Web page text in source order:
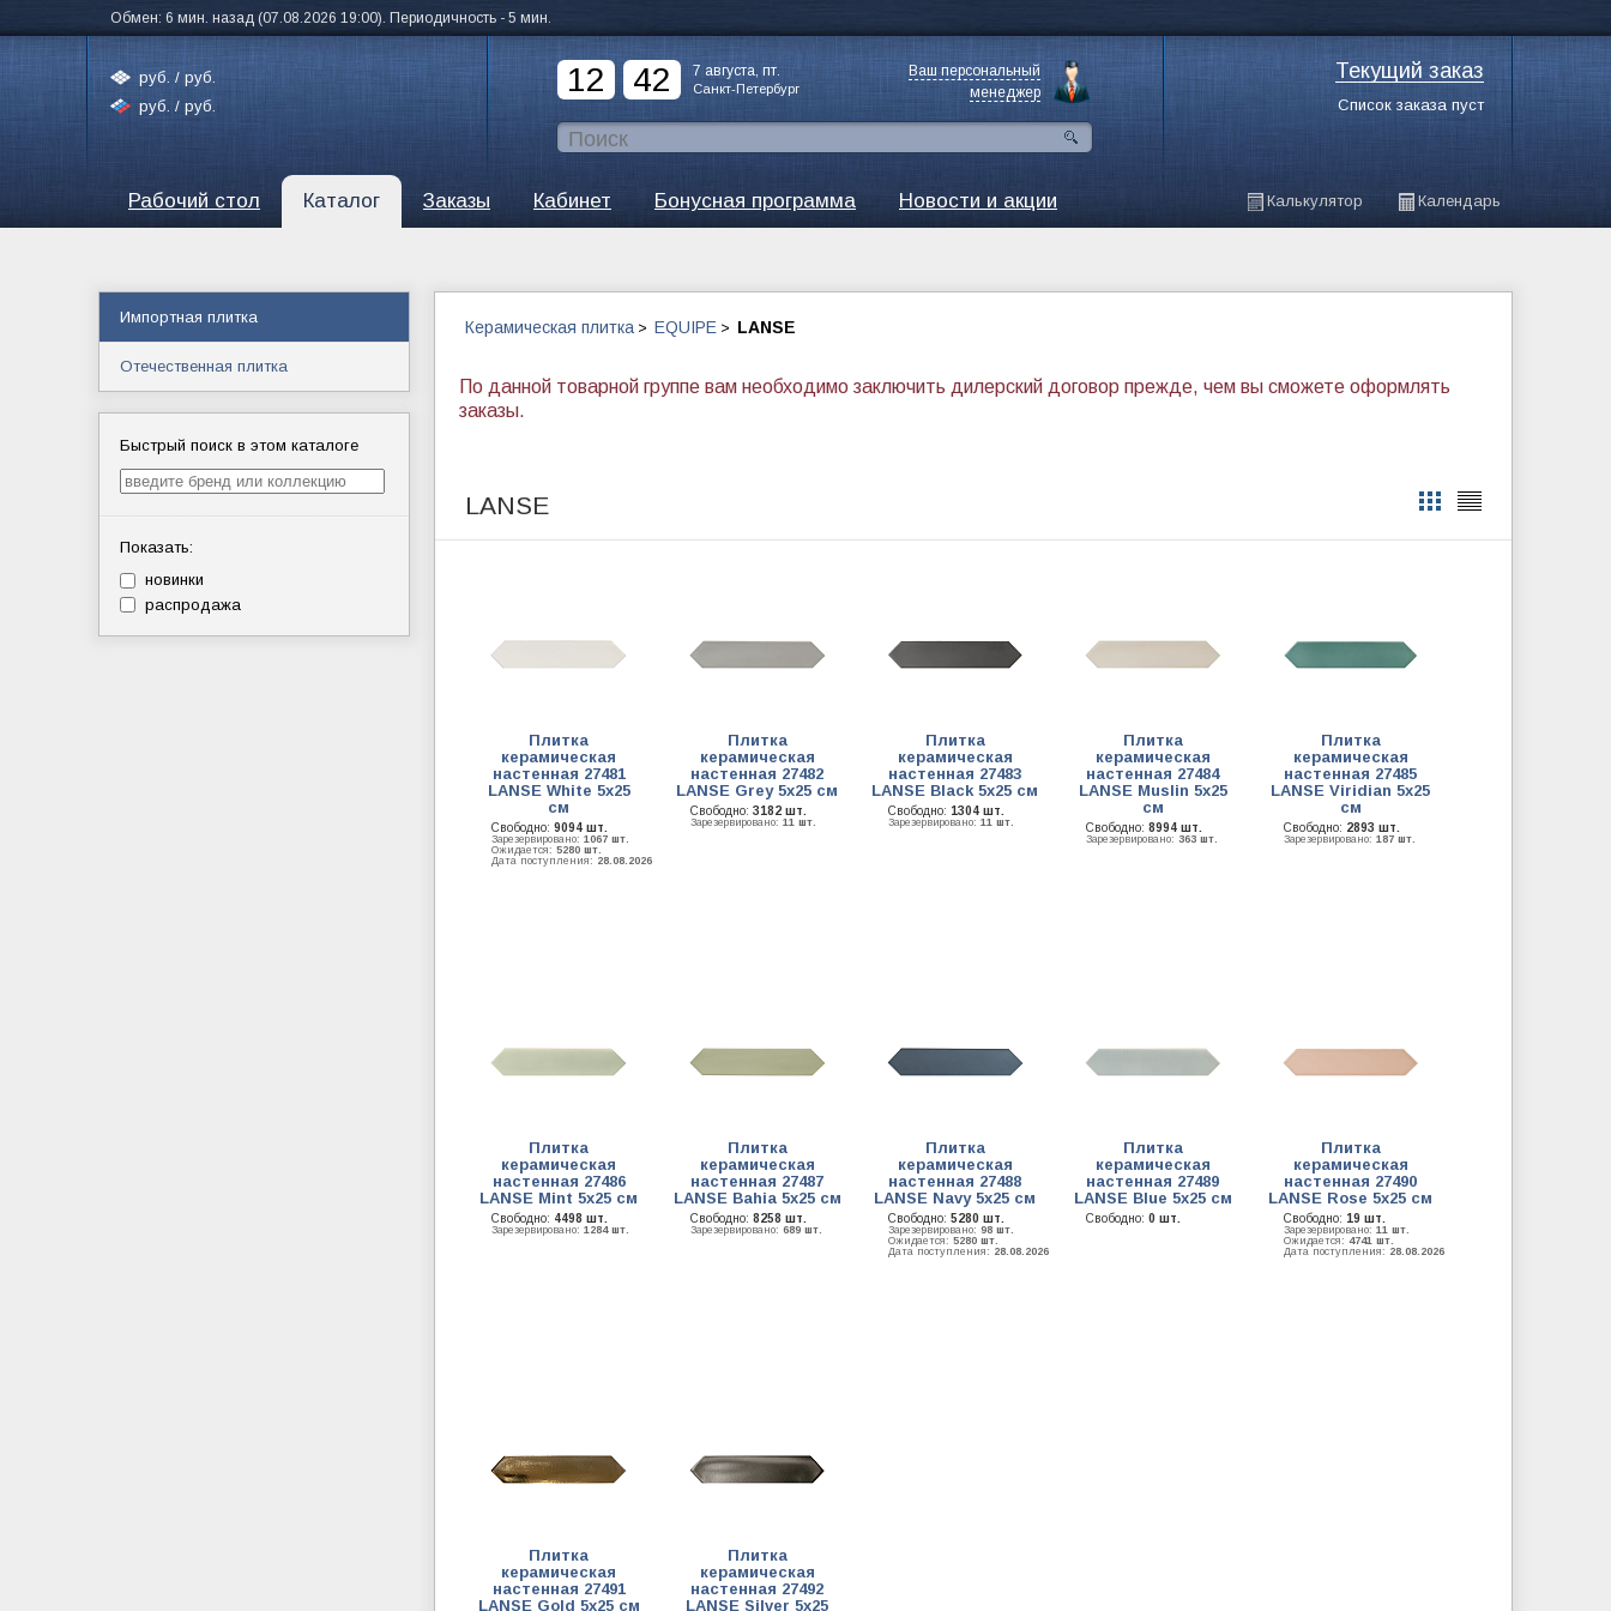
Обмен: 6 мин. назад (07.08.2026 19:00). Периодичность - 5 мин.
руб. / руб.
руб. / руб.
12 42 7 августа, пт.
Санкт-Петербург
Ваш персональный
менеджер
Текущий заказ
Список заказа пуст
Калькулятор Календарь
Рабочий стол Каталог Заказы Кабинет Бонусная программа Новости и акции
Керамическая плитка > EQUIPE > LANSE
По данной товарной группе вам необходимо заключить дилерский договор прежде, чем вы сможете оформлять
заказы.
LANSE
Плитка
керамическая
настенная 27481
LANSE White 5х25
см
Свободно:9094 шт.
Зарезервировано:1067 шт.
Ожидается:5280 шт.
Дата поступления: 28.08.2026
Плитка
керамическая
настенная 27482
LANSE Grey 5х25 см
Свободно: 3182 шт.
Зарезервировано: 11 шт.
Плитка
керамическая
настенная 27483
LANSE Black 5х25 см
Свободно: 1304 шт.
Зарезервировано: 11 шт.
Плитка
керамическая
настенная 27484
LANSE Muslin 5х25
см
Свободно: 8994 шт.
Зарезервировано: 363 шт.
Плитка
керамическая
настенная 27485
LANSE Viridian 5х25
см
Свободно: 2893 шт.
Зарезервировано: 187 шт.
Плитка
керамическая
настенная 27486
LANSE Mint 5х25 см
Свободно: 4498 шт.
Зарезервировано:1284 шт.
Плитка
керамическая
настенная 27487
LANSE Bahia 5х25 см
Свободно: 8258 шт.
Зарезервировано: 689 шт.
Плитка
керамическая
настенная 27488
LANSE Navy 5х25 см
Свободно: 5280 шт.
Зарезервировано: 98 шт.
Ожидается: 5280 шт.
Дата поступления: 28.08.2026
Плитка
керамическая
настенная 27489
LANSE Blue 5х25 см
Свободно: 0 шт.
Плитка
керамическая
настенная 27490
LANSE Rose 5х25 см
Свободно: 19 шт.
Зарезервировано: 11 шт.
Ожидается: 4741 шт.
Дата поступления: 28.08.2026
Плитка
керамическая
настенная 27491
LANSE Gold 5х25 см
Плитка
керамическая
настенная 27492
LANSE Silver 5х25
Импортная плитка
Отечественная плитка
Быстрый поиск в этом каталоге
Показать:
новинки
распродажа